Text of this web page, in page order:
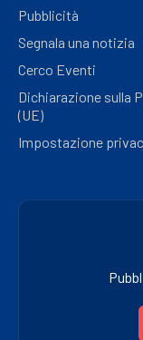
Pubblicità
Segnala una notizia
Cerco Eventi
Dichiarazione sulla
(UE)
Impostazione